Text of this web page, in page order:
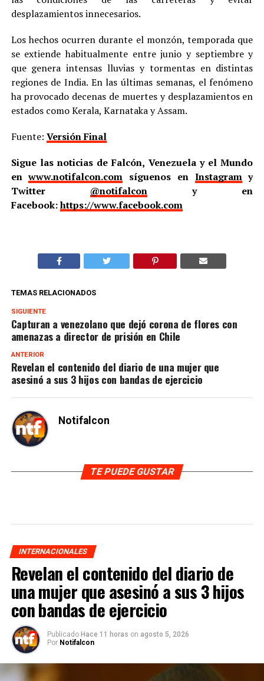
desplazamientos innecesarios.
Los hechos ocurren durante el monzón, temporada que
se extiende habitualmente entre junio y septiembre y
que genera intensas lluvias y tormentas en distintas
regiones de India. En las últimas semanas, el fenómeno
ha provocado decenas de muertes y desplazamientos en
estados como Kerala, Karnataka y Assam.
Fuente: Versión Final
Sigue las noticias de Falcón, Venezuela y el Mundo
enwww.notifalcon.com síguenos en Instagramy
Twitter @notifalcony en
Facebook:https://www.facebook.com
TEMAS RELACIONADOS
SIGUIENTE
Capturan a venezolano que dejó corona de flores con
amenazas a director de prisión en Chile
ANTERIOR
Revelan el contenido del diario de una mujer que
asesinó a sus 3 hijos con bandas de ejercicio
Notifalcon
TE PUEDE GUSTAR
INTERNACIONALES
Revelan el contenido del diario de
una mujer que asesinó a sus 3 hijos
con bandas de ejercicio
Publicado Hace 11 horas on agosto 5, 2026
Por Notifalcon